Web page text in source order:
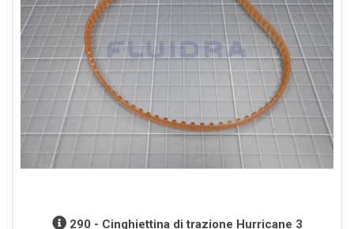
290 - Cinghiettina di trazione Hurricane 3